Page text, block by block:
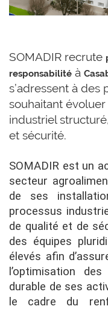
SOMADIR recrute
responsabilité à
s’adressent à
souhaitant
industriel
et sécurité.
SOMADIR est un
secteur
de ses
processus
de qualité et de
des équipes
élevés afin
l’optimisation
durable de ses
le cadre du